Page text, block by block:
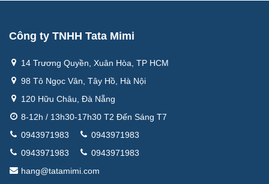
Công ty TNHH Tata Mimi
14 Trương Quyền, Xuân Hòa, TP HCM
98 Tô Ngọc Vân, Tây Hồ, Hà Nội
120 Hữu Châu, Đà Nẵng
8-12h / 13h30-17h30 T2 Đến Sáng T7
0943971983
0943971983
0943971983
0943971983
hang@tatamimi.com